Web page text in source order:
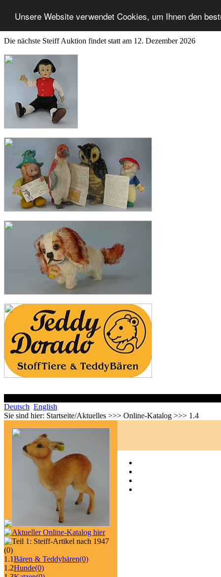
Unsere Website verwendet Cookies, um Ihnen den
Die nächste Steiff Auktion findet statt am 12. Dezember 2026
Deutsch English
Sie sind hier: Startseite/Aktuelles >>> Online-Katalog >>> 1.4
(0)
1.1Bären & Teddybären(0)
1.2Hunde(0)